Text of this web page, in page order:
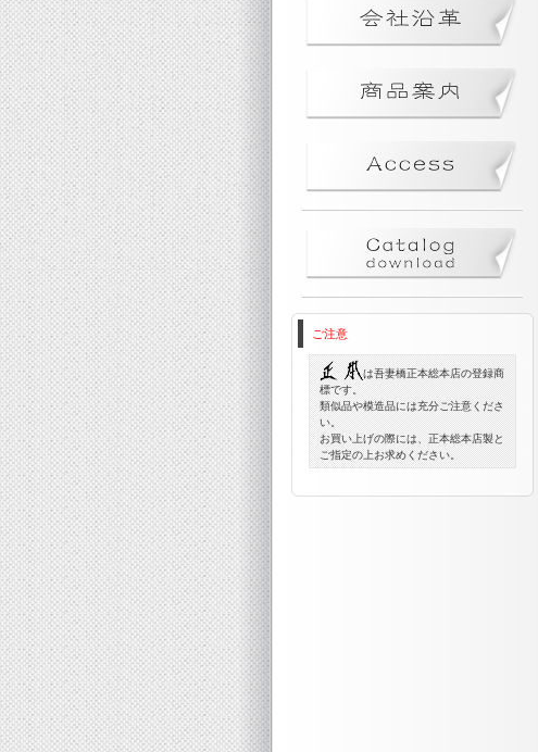
ご注意
は吾妻橋正本総本店の登録商
標です。
類似品や模造品には充分ご注意くださ
い。
お買い上げの際には、正本総本店製と
ご指定の上お求めください。